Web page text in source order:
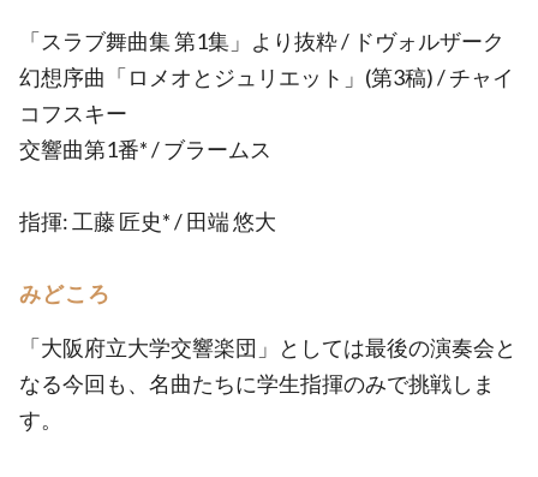
「スラブ舞曲集 第1集」より抜粋 / ドヴォルザーク
幻想序曲「ロメオとジュリエット」(第3稿) / チャイ
コフスキー
交響曲第1番* / ブラームス
指揮: 工藤 匠史* / 田端 悠大
みどころ
「大阪府立大学交響楽団」としては最後の演奏会と
なる今回も、名曲たちに学生指揮のみで挑戦しま
す。